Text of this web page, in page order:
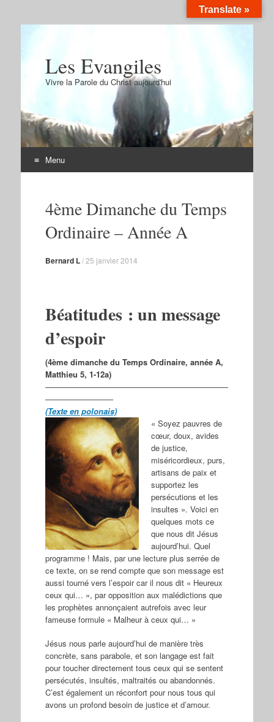
Les Evangiles
Vivre la Parole du Christ aujourd'hui
Menu
contenu4ème Dimanche du Temps
Ordinaire – Année A
Bernard L/25 janvier 2014
Béatitudes : un message
d’espoir
(4ème dimanche du Temps Ordinaire, année A,
Matthieu 5, 1-12a)
———————————————————————
————————–
(Texte en polonais)
« Soyez pauvres de
cœur, doux, avides
de justice,
miséricordieux, purs,
artisans de paix et
supportez les
persécutions et les
insultes ». Voici en
quelques mots ce
que nous dit Jésus
aujourd’hui. Quel
programme ! Mais, par une lecture plus serrée de
ce texte, on se rend compte que son message est
aussi tourné vers l’espoir car il nous dit « Heureux
ceux qui… », par opposition aux malédictions que
les prophètes annonçaient autrefois avec leur
fameuse formule « Malheur à ceux qui… »
Jésus nous parle aujourd’hui de manière très
concrète, sans parabole, et son langage est fait
pour toucher directement tous ceux qui se sentent
persécutés, insultés, maltraités ou abandonnés.
C’est également un réconfort pour nous tous qui
avons un profond besoin de justice et d’amour.
Translate »